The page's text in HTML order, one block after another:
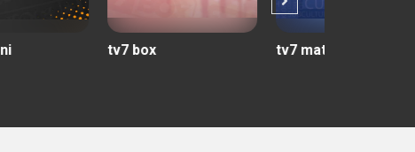
tv7 box